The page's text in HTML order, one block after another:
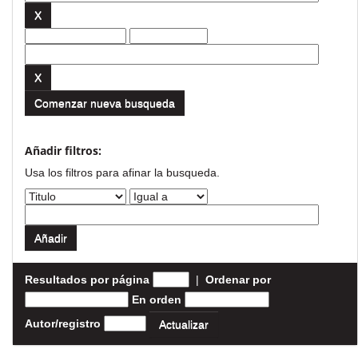
Comenzar nueva busqueda
Añadir filtros:
Usa los filtros para afinar la busqueda.
Resultados por página | Ordenar por
En orden
Autor/registro